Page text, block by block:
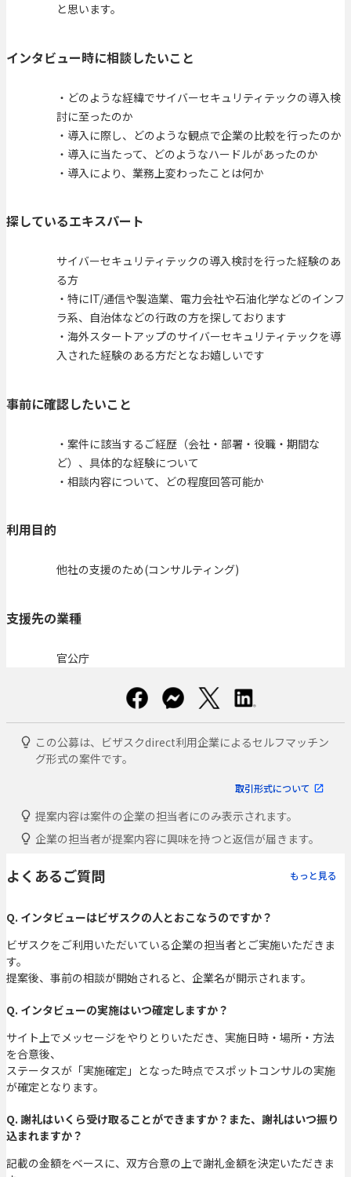
と思います。
インタビュー時に相談したいこと
・どのような経緯でサイバーセキュリティテックの導入検
討に至ったのか
・導入に際し、どのような観点で企業の比較を行ったのか
・導入に当たって、どのようなハードルがあったのか
・導入により、業務上変わったことは何か
探しているエキスパート
サイバーセキュリティテックの導入検討を行った経験のあ
る方
・特にIT/通信や製造業、電力会社や石油化学などのインフ
ラ系、自治体などの行政の方を探しております
・海外スタートアップのサイバーセキュリティテックを導
入された経験のある方だとなお嬉しいです
事前に確認したいこと
・案件に該当するご経歴（会社・部署・役職・期間な
ど）、具体的な経験について
・相談内容について、どの程度回答可能か
利用目的
他社の支援のため(コンサルティング)
支援先の業種
官公庁
この公募は、ビザスクdirect利用企業によるセルフマッチン
グ形式の案件です。
取引形式について
提案内容は案件の企業の担当者にのみ表示されます。
企業の担当者が提案内容に興味を持つと返信が届きます。
よくあるご質問 もっと見る
Q. インタビューはビザスクの人とおこなうのですか？
ビザスクをご利用いただいている企業の担当者とご実施いただきま
す。
提案後、事前の相談が開始されると、企業名が開示されます。
Q. インタビューの実施はいつ確定しますか？
サイト上でメッセージをやりとりいただき、実施日時・場所・方法
を合意後、
ステータスが「実施確定」となった時点でスポットコンサルの実施
が確定となります。
Q. 謝礼はいくら受け取ることができますか？また、謝礼はいつ振り
込まれますか？
記載の金額をベースに、双方合意の上で謝礼金額を決定いただきま